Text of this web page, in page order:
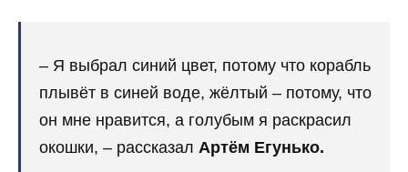
– Я выбрал синий цвет, потому что корабль
плывёт в синей воде, жёлтый – потому, что
он мне нравится, а голубым я раскрасил
окошки, – рассказал Артём Егунько.